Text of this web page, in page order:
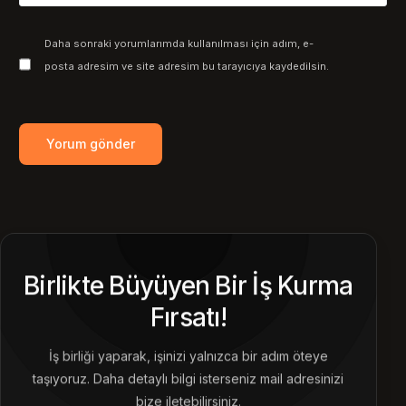
Daha sonraki yorumlarımda kullanılması için adım, e-
posta adresim ve site adresim bu tarayıcıya kaydedilsin.
Birlikte Büyüyen Bir İş Kurma
Fırsatı!
İş birliği yaparak, işinizi yalnızca bir adım öteye
taşıyoruz. Daha detaylı bilgi isterseniz mail adresinizi
bize iletebilirsiniz.